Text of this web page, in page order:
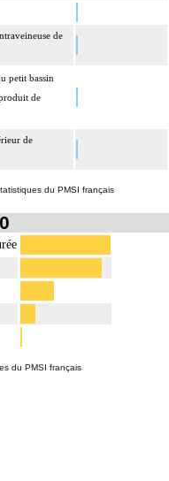
de
petit bassin
de
de
du PMSI français
du PMSI français